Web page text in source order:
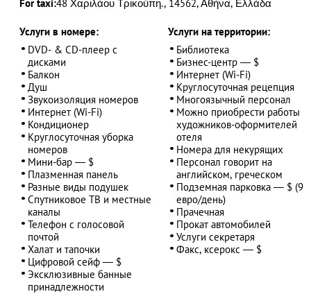
For taxi:48 Χαριλάου Τρικούπη., 14562, Αθήνα, Ελλάδα
Услуги в номере:
DVD- & CD-плеер с
дисками
Балкон
Душ
Звукоизоляция номеров
Интернет (Wi-Fi)
Кондиционер
Круглосуточная уборка
номеров
Мини-бар — $
Плазменная панель
Разные виды подушек
Спутниковое ТВ и местные
каналы
Телефон с голосовой
почтой
Халат и тапочки
Цифровой сейф — $
Эксклюзивные банные
принадлежности
Услуги на территории:
Библиотека
Бизнес-центр — $
Интернет (Wi-Fi)
Круглосуточная рецепция
Многоязычный персонал
Можно приобрести работы
художников-оформителей
отеля
Номера для некурящих
Персонал говорит на
английском, греческом
Подземная парковка — $ (9
евро/день)
Прачечная
Прокат автомобилей
Услуги секретаря
Факс, ксерокс — $